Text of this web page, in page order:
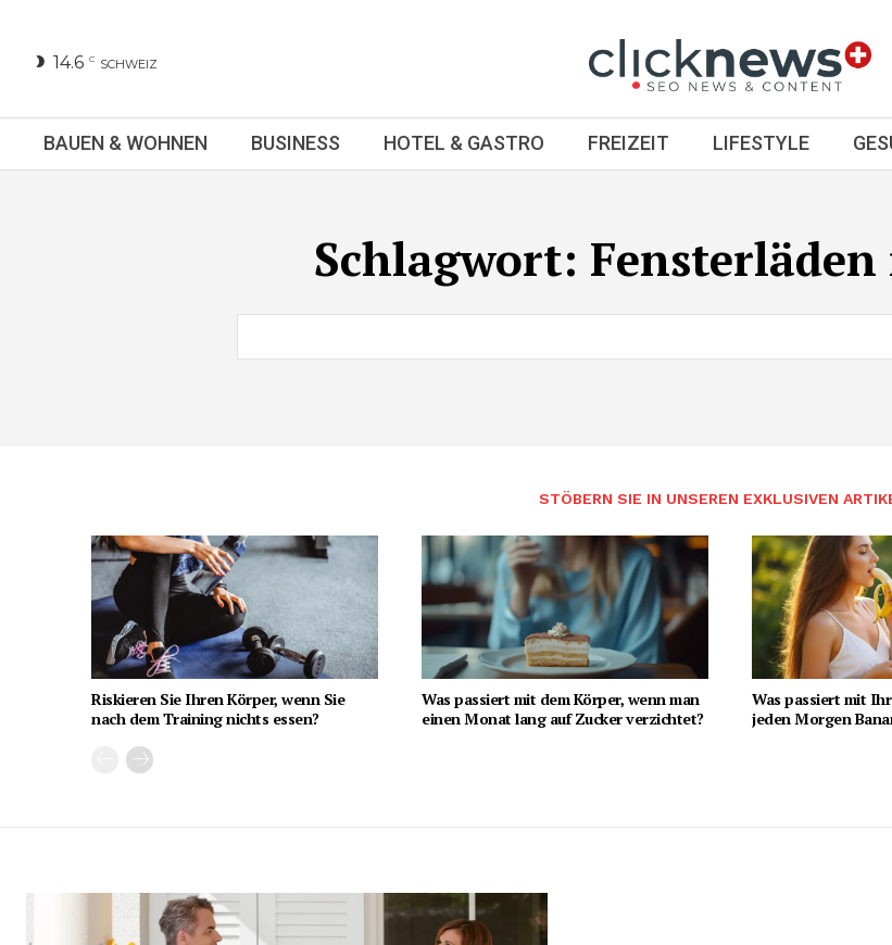
14.6 C SCHWEIZ
BAUEN & WOHNEN BUSINESS HOTEL & GASTRO FREIZEIT LIFESTYLE
Schlagwort:
STÖBERN SIE IN UNSEREN EXKLUSIVEN
Riskieren Sie Ihren Körper, wenn Sie
nach dem Training nichts essen?
Was passiert mit dem Körper, wenn man
einen Monat lang auf Zucker verzichtet?
Was passiert mit
jeden Morgen